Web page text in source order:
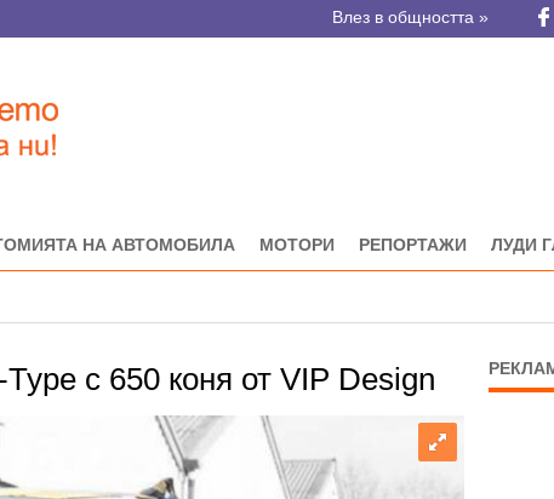
Влез в общността »
НА АВТОМОБИЛА МОТОРИ РЕПОРТАЖИ ЛУДИ
с 650 коня от VIP Design